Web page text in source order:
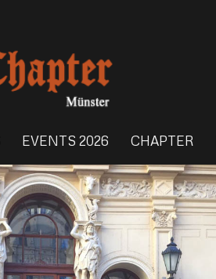
EVENTS 2026 CHAPTER